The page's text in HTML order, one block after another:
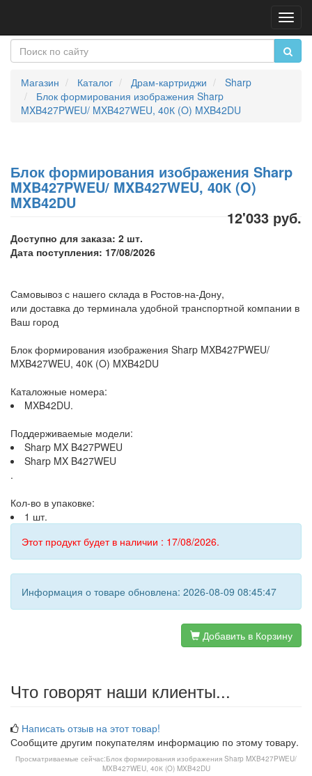
Магазин Каталог Драм-картриджи
Sharp
Блок формирования изображения Sharp
MXB427PWEU/ MXB427WEU, 40К (O) MXB42DU
Блок формирования изображения Sharp
MXB427PWEU/ MXB427WEU, 40К (O)
MXB42DU
12'033 руб.
Доступно для заказа: 2 шт.
Дата поступления: 17/08/2026
Самовывоз с нашего склада в Ростов-на-Дону,
или доставка до терминала удобной транспортной компании в
Ваш город
Блок формирования изображения Sharp MXB427PWEU/
MXB427WEU, 40К (O) MXB42DU
Каталожные номера:
MXB42DU.
Поддерживаемые модели:
Sharp MX B427PWEU
Sharp MX B427WEU
.
Кол-во в упаковке:
1 шт.
Этот продукт будет в наличии : 17/08/2026.
Информация о товаре обновлена: 2026-08-09 08:45:47
Добавить в Корзину
Что говорят наши клиенты...
Написать отзыв на этот товар!
Сообщите другим покупателям информацию по этому товару.
Просматриваемые сейчас:Блок формирования изображения Sharp MXB427PWEU/
MXB427WEU, 40К (O) MXB42DU